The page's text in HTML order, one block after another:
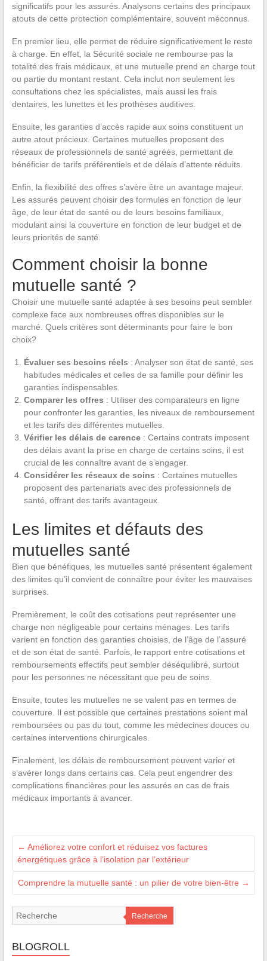
significatifs pour les assurés. Analysons certains des principaux
atouts de cette protection complémentaire, souvent méconnus.
En premier lieu, elle permet de réduire significativement le reste
à charge. En effet, la Sécurité sociale ne rembourse pas la
totalité des frais médicaux, et une mutuelle prend en charge tout
ou partie du montant restant. Cela inclut non seulement les
consultations chez les spécialistes, mais aussi les frais
dentaires, les lunettes et les prothèses auditives.
Ensuite, les garanties d’accès rapide aux soins constituent un
autre atout précieux. Certaines mutuelles proposent des
réseaux de professionnels de santé agréés, permettant de
bénéficier de tarifs préférentiels et de délais d’attente réduits.
Enfin, la flexibilité des offres s’avère être un avantage majeur.
Les assurés peuvent choisir des formules en fonction de leur
âge, de leur état de santé ou de leurs besoins familiaux,
modulant ainsi la couverture en fonction de leur budget et de
leurs priorités de santé.
Comment choisir la bonne
mutuelle santé ?
Choisir une mutuelle santé adaptée à ses besoins peut sembler
complexe face aux nombreuses offres disponibles sur le
marché. Quels critères sont déterminants pour faire le bon
choix?
Évaluer ses besoins réels : Analyser son état de santé, ses
habitudes médicales et celles de sa famille pour définir les
garanties indispensables.
Comparer les offres : Utiliser des comparateurs en ligne
pour confronter les garanties, les niveaux de remboursement
et les tarifs des différentes mutuelles.
Vérifier les délais de carence: Certains contrats imposent
des délais avant la prise en charge de certains soins, il est
crucial de les connaître avant de s’engager.
Considérer les réseaux de soins : Certaines mutuelles
proposent des partenariats avec des professionnels de
santé, offrant des tarifs avantageux.
Les limites et défauts des
mutuelles santé
Bien que bénéfiques, les mutuelles santé présentent également
des limites qu’il convient de connaître pour éviter les mauvaises
surprises.
Premièrement, le coût des cotisations peut représenter une
charge non négligeable pour certains ménages. Les tarifs
varient en fonction des garanties choisies, de l’âge de l’assuré
et de son état de santé. Parfois, le rapport entre cotisations et
remboursements effectifs peut sembler déséquilibré, surtout
pour les personnes ne nécessitant que peu de soins.
Ensuite, toutes les mutuelles ne se valent pas en termes de
couverture. Il est possible que certaines prestations soient mal
remboursées ou pas du tout, comme les médecines douces ou
certaines interventions chirurgicales.
Finalement, les délais de remboursement peuvent varier et
s’avérer longs dans certains cas. Cela peut engendrer des
complications financières pour les assurés en cas de frais
médicaux importants à avancer.
← Améliorez votre confort et réduisez vos factures
énergétiques grâce à l’isolation par l’extérieur
Comprendre la mutuelle santé : un pilier de votre bien-être →
Recherche
BLOGROLL